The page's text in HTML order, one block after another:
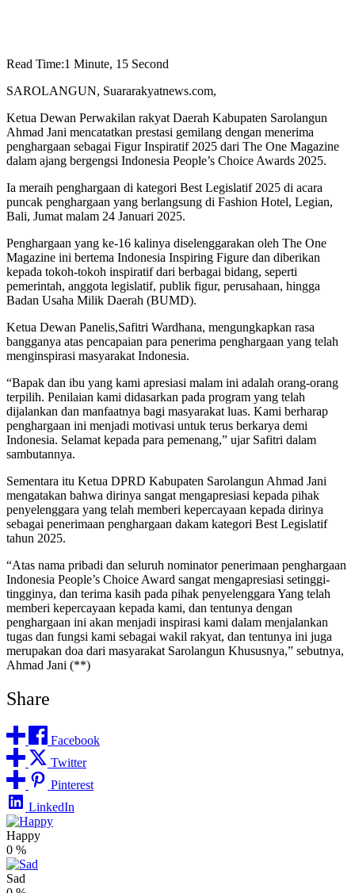
Read Time:1 Minute, 15 Second
SAROLANGUN, Suararakyatnews.com,
Ketua Dewan Perwakilan rakyat Daerah Kabupaten Sarolangun
Ahmad Jani mencatatkan prestasi gemilang dengan menerima
penghargaan sebagai Figur Inspiratif 2025 dari The One Magazine
dalam ajang bergengsi Indonesia People’s Choice Awards 2025.
Ia meraih penghargaan di kategori Best Legislatif 2025 di acara
puncak penghargaan yang berlangsung di Fashion Hotel, Legian,
Bali, Jumat malam 24 Januari 2025.
Penghargaan yang ke-16 kalinya diselenggarakan oleh The One
Magazine ini bertema Indonesia Inspiring Figure dan diberikan
kepada tokoh-tokoh inspiratif dari berbagai bidang, seperti
pemerintah, anggota legislatif, publik figur, perusahaan, hingga
Badan Usaha Milik Daerah (BUMD).
Ketua Dewan Panelis,Safitri Wardhana, mengungkapkan rasa
bangganya atas pencapaian para penerima penghargaan yang telah
menginspirasi masyarakat Indonesia.
“Bapak dan ibu yang kami apresiasi malam ini adalah orang-orang
terpilih. Penilaian kami didasarkan pada program yang telah
dijalankan dan manfaatnya bagi masyarakat luas. Kami berharap
penghargaan ini menjadi motivasi untuk terus berkarya demi
Indonesia. Selamat kepada para pemenang,” ujar Safitri dalam
sambutannya.
Sementara itu Ketua DPRD Kabupaten Sarolangun Ahmad Jani
mengatakan bahwa dirinya sangat mengapresiasi kepada pihak
penyelenggara yang telah memberi kepercayaan kepada dirinya
sebagai penerimaan penghargaan dakam kategori Best Legislatif
tahun 2025.
“Atas nama pribadi dan seluruh nominator penerimaan penghargaan
Indonesia People’s Choice Award sangat mengapresiasi setinggi-
tingginya, dan terima kasih pada pihak penyelenggara Yang telah
memberi kepercayaan kepada kami, dan tentunya dengan
penghargaan ini akan menjadi inspirasi kami dalam menjalankan
tugas dan fungsi kami sebagai wakil rakyat, dan tentunya ini juga
merupakan doa dari masyarakat Sarolangun Khususnya,” sebutnya,
Ahmad Jani (**)
Share
Facebook
Twitter
Pinterest
LinkedIn
Happy
0 %
Sad